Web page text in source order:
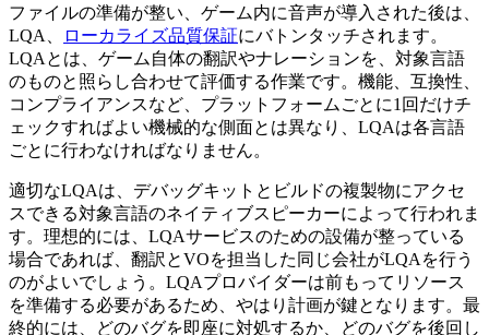
ファイルの準備が整い、ゲーム内に音声が導入された後は、
LQA、
ローカライズ品質保証にバトンタッチされます。
LQAとは、ゲーム自体の翻訳やナレーションを、対象言語
のものと照らし合わせて評価する作業です。機能、互換性、
コンプライアンスなど、プラットフォームごとに1回だけチ
ェックすればよい機械的な側面とは異なり、LQAは各言語
ごとに行わなければなりません。
適切なLQAは、デバッグキットとビルドの複製物にアクセ
スできる対象言語のネイティブスピーカーによって行われま
す。理想的には、LQAサービスのための設備が整っている
場合であれば、翻訳とVOを担当した同じ会社がLQAを行う
のがよいでしょう。LQAプロバイダーは前もってリソース
を準備する必要があるため、やはり計画が鍵となります。最
終的には、どのバグを即座に対処するか、どのバグを後回し